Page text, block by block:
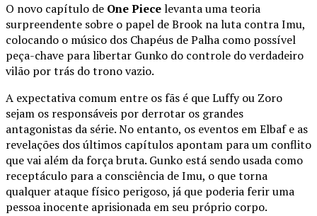
O novo capítulo de One Piecelevanta uma teoria
surpreendente sobre o papel de Brook na luta contra Imu,
colocando o músico dos Chapéus de Palha como possível
peça-chave para libertar Gunko do controle do verdadeiro
vilão por trás do trono vazio.
A expectativa comum entre os fãs é que Luffy ou Zoro
sejam os responsáveis por derrotar os grandes
antagonistas da série. No entanto, os eventos em Elbaf e as
revelações dos últimos capítulos apontam para um conflito
que vai além da força bruta. Gunko está sendo usada como
receptáculo para a consciência de Imu, o que torna
qualquer ataque físico perigoso, já que poderia ferir uma
pessoa inocente aprisionada em seu próprio corpo.